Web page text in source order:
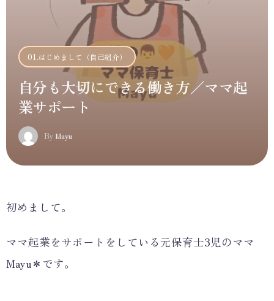
01.はじめまして（自己紹介）
自分も大切にできる働き方／ママ起
業サポート
M By Mayu
初めまして。
ママ起業をサポートをしている元保育士3児のママ
Mayu＊です。